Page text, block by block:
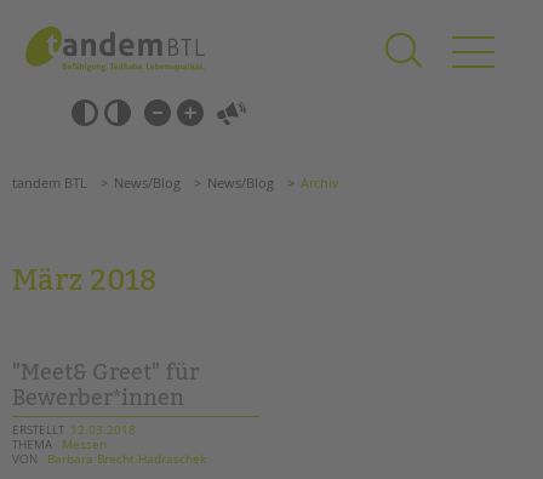
springen
Barrierefrei-
Einstellungen
überspringen
überspringen
Förderzentren
Kollegs
EFöB
Schulbezogene Sozialarbeit
tandem BTL News/Blog News/Blog Archiv
März 2018
"Meet& Greet" für
Bewerber*innen
ERSTELLT 12.03.2018
THEMA
Messen
VON
Barbara Brecht-Hadraschek